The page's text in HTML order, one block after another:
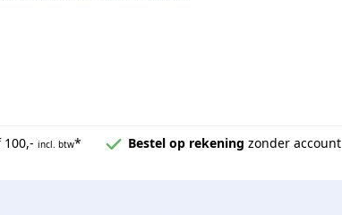
100,- incl. btw* Bestel op rekening zonder account